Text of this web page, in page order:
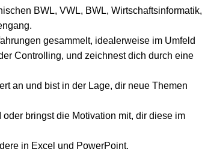
BWL, VWL, BWL, Wirtschaftsinformatik,
gesammelt, idealerweise im Umfeld
Controlling, und zeichnest dich durch eine
an und bist in der Lage, dir neue Themen
bringst die Motivation mit, dir diese im
in Excel und PowerPoint.